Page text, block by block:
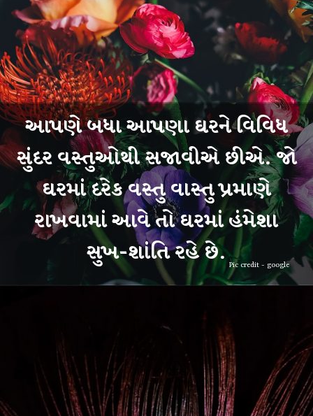
આપણે બધા આપણા ઘરને વિવિધ
સુંદર વસ્તુઓથી સજાવીએ છીએ. જો
ઘરમાં દરેક વસ્તુ વાસ્તુ પ્રમાણે
રાખવામાં આવે તો ઘરમાં હંમેશા
સુખ-શાંતિ રહે છે. Pic credit - google